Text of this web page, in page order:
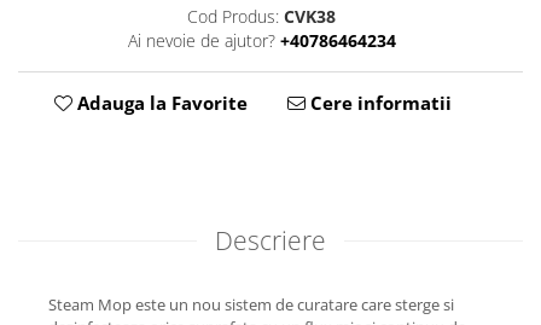
Cod Produs: CVK38
Ai nevoie de ajutor? +40786464234
Adauga la Favorite Cere informatii
Descriere
Steam Mop este un nou sistem de curatare care sterge si